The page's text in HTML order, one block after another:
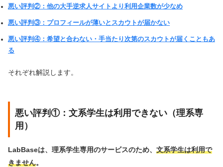
悪い評判②：他の大手逆求人サイトより利用企業数が少なめ
悪い評判③：プロフィールが薄いとスカウトが届かない
悪い評判④：希望と合わない・手当たり次第のスカウトが届くこともあ
る
それぞれ解説します。
悪い評判①：文系学生は利用できない（理系専
用）
LabBaseは、理系学生専用のサービスのため、 文系学生は利用で
きません。